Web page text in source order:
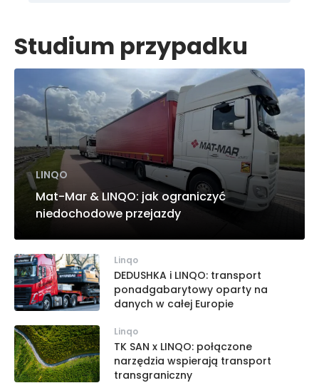
Studium przypadku
LINQO
Mat-Mar & LINQO: jak ograniczyć
niedochodowe przejazdy
Linqo
DEDUSHKA i LINQO: transport
ponadgabarytowy oparty na
danych w całej Europie
Linqo
TK SAN x LINQO: połączone
narzędzia wspierają transport
transgraniczny